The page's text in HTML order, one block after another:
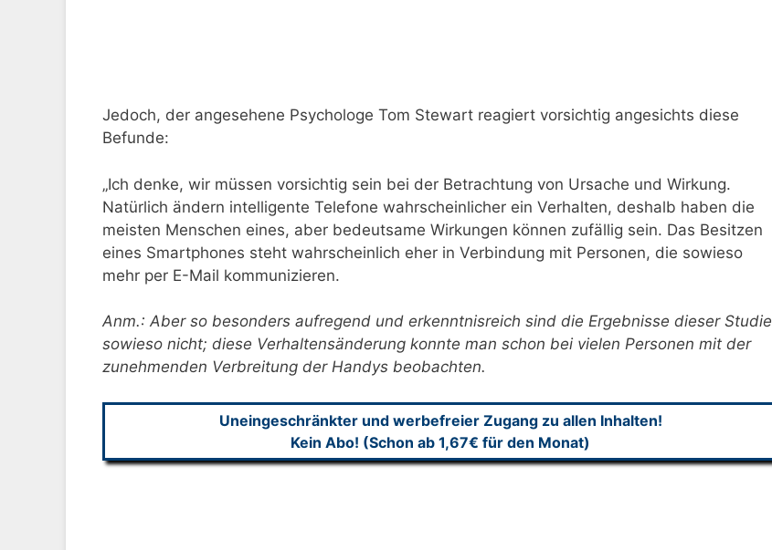
Jedoch, der angesehene Psychologe Tom Stewart reagiert vorsichtig angesichts diese
Befunde:
„Ich denke, wir müssen vorsichtig sein bei der Betrachtung von Ursache und Wirkung.
Natürlich ändern intelligente Telefone wahrscheinlicher ein Verhalten, deshalb haben die
meisten Menschen eines, aber bedeutsame Wirkungen können zufällig sein. Das Besitzen
eines Smartphones steht wahrscheinlich eher in Verbindung mit Personen, die sowieso
mehr per E-Mail kommunizieren.
Anm.: Aber so besonders aufregend und erkenntnisreich sind die Ergebnisse dieser Studie
sowieso nicht; diese Verhaltensänderung konnte man schon bei vielen Personen mit der
zunehmenden Verbreitung der Handys beobachten.
Uneingeschränkter und werbefreier Zugang zu allen Inhalten!
Kein Abo! (Schon ab 1,67€ für den Monat)